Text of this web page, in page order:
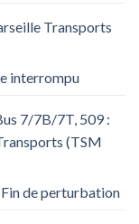
Transports
interrompu
7/7B/7T, 509 :
(TSM
de perturbation